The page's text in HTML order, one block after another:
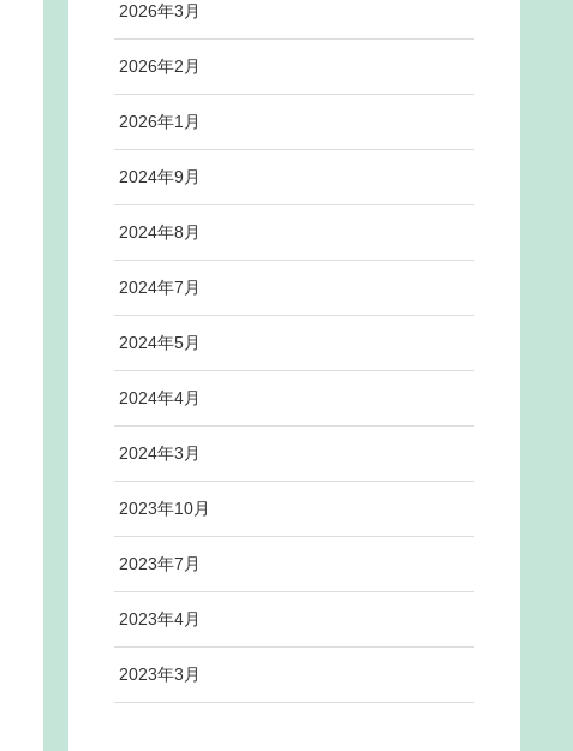
2026年3月
2026年2月
2026年1月
2024年9月
2024年8月
2024年7月
2024年5月
2024年4月
2024年3月
2023年10月
2023年7月
2023年4月
2023年3月